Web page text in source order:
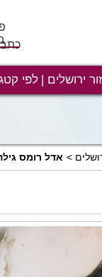
ירושלים לפי
אדל רומס